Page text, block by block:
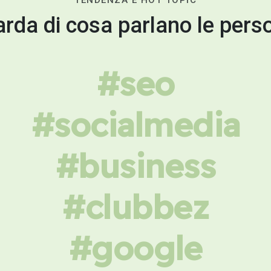
di cosa parlano le
#seo
#socialmedia
#business
#clubbez
#google